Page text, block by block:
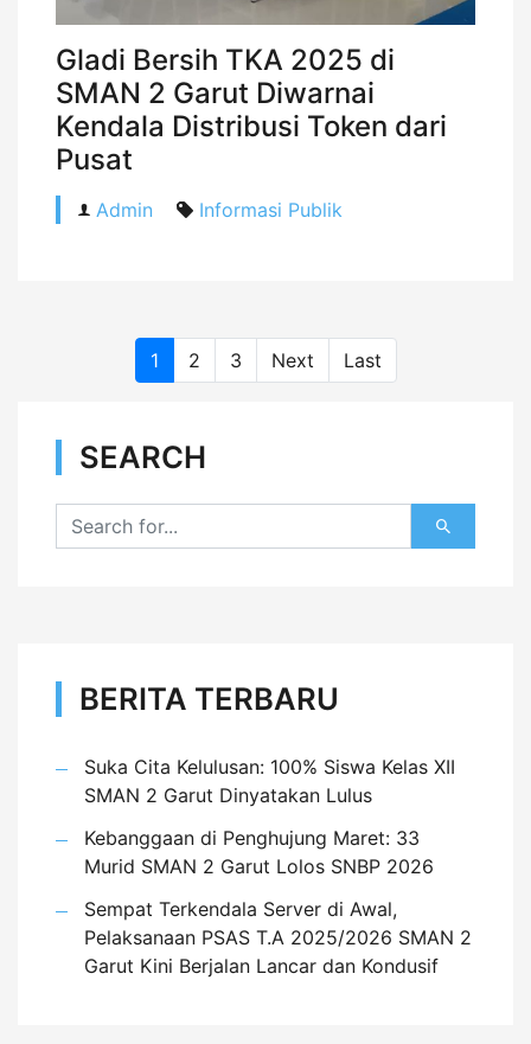
Gladi Bersih TKA 2025 di
SMAN 2 Garut Diwarnai
Kendala Distribusi Token dari
Pusat
Admin Informasi Publik
1(current)
2 3 Next Last
SEARCH
BERITA TERBARU
Suka Cita Kelulusan: 100% Siswa Kelas XII
SMAN 2 Garut Dinyatakan Lulus
Kebanggaan di Penghujung Maret: 33
Murid SMAN 2 Garut Lolos SNBP 2026
Sempat Terkendala Server di Awal,
Pelaksanaan PSAS T.A 2025/2026 SMAN 2
Garut Kini Berjalan Lancar dan Kondusif